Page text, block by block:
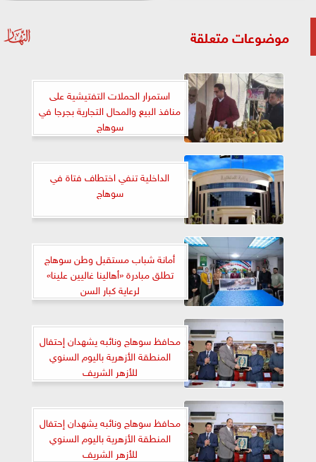
موضوعات متعلقة
استمرار الحملات التفتيشية على
منافذ البيع والمحال التجارية بجرجا في
سوهاج
الداخلية تنفي اختطاف فتاة في
سوهاج
أمانة شباب مستقبل وطن سوهاج
تطلق مبادرة «أهالينا غاليين علينا»
لرعاية كبار السن
محافظ سوهاج ونائبه يشهدان إحتفال
المنطقة الأزهرية باليوم السنوي
للأزهر الشريف
محافظ سوهاج ونائبه يشهدان إحتفال
المنطقة الأزهرية باليوم السنوي
للأزهر الشريف